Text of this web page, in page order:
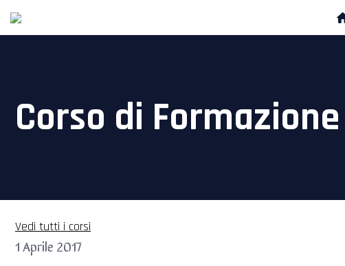
Corso di
Vedi tutti i corsi
1 Aprile 2017